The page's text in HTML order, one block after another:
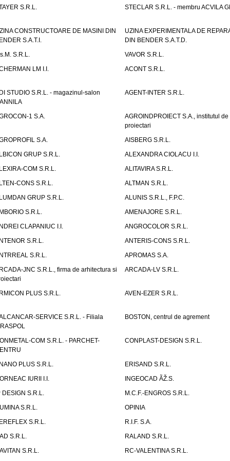
S.R.L.
STECLAR S.R.L. - membru ACVILA
CONSTRUCTOARE DE MASINI DIN
S.A.T.I.
UZINA EXPERIMENTALA DE
DIN BENDER S.A.T.D.
S.R.L.
VAVOR S.R.L.
LM I.I.
ACONT S.R.L.
STUDIO S.R.L. - magazinul-salon
AGENT-INTER S.R.L.
1 S.A.
AGROINDPROIECT S.A., institutul de
proiectari
S.A.
AISBERG S.R.L.
GRUP S.R.L.
ALEXANDRA CIOLACU I.I.
COM S.R.L.
ALITAVIRA S.R.L.
CONS S.R.L.
ALTMAN S.R.L.
GRUP S.R.L.
ALUNIS S.R.L., F.P.C.
S.R.L.
AMENAJORE S.R.L.
CLAPANIUC I.I.
ANGROCOLOR S.R.L.
S.R.L.
ANTERIS-CONS S.R.L.
S.R.L.
APROMAS S.A.
JNC S.R.L., firma de arhitectura si
ARCADA-LV S.R.L.
PLUS S.R.L. AVEN-EZER S.R.L.
SERVICE S.R.L. - Filiala
BOSTON, centrul de agrement
COM S.R.L. - PARCHET-
CONPLAST-DESIGN S.R.L.
PLUS S.R.L.
ERISAND S.R.L.
IURII I.I.
INGEOCAD ÃŽ.S.
DESIGN S.R.L.
M.C.F.-ENGROS S.R.L.
S.R.L.
OPINIA
S.R.L.
R.I.F. S.A.
S.R.L.
RALAND S.R.L.
S.R.L.
RC-VALENTINA S.R.L.